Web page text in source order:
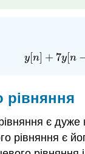
y[n] + 7y[n
y [n]+7 y
рівняння
є
рівняння є